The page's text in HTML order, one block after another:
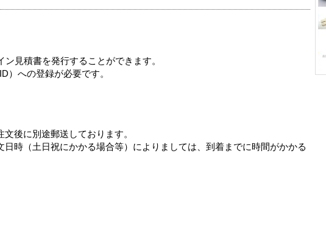
見積書を発行することができます。
）への登録が必要です。
後に別途郵送しております。
時（土日祝にかかる場合等）によりましては、到着までに時間がかかる